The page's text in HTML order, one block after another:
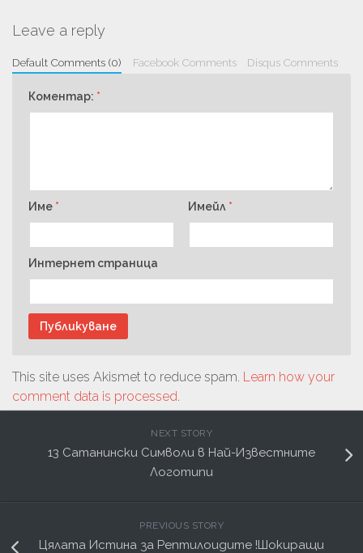
Leave a reply
Default Comments (0) Facebook Comments Disqus Comments
Коментар: *
Име * Имейл *
Интернет страница
This site uses Akismet to reduce spam. Learn how your
comment data is processed
NEXT STORY
13 Сатанински Символи в Най-Известните
Логотипи
PREVIOUS STORY
Цялата Истина за Рептилоидите !Шокиращи